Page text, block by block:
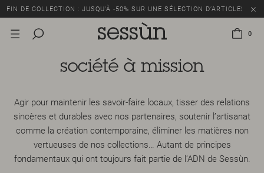
FIN DE COLLECTION : JUSQU’À -50% SUR UNE SÉLECTION D’ARTICLES
0
société à mission
Agir pour maintenir les savoir-faire locaux, tisser des relations
sincères et durables avec nos partenaires, soutenir l’artisanat
comme la création contemporaine, éliminer les matières non
vertueuses de nos collections… Autant de principes
fondamentaux qui ont toujours fait partie de l’ADN de Sessùn.